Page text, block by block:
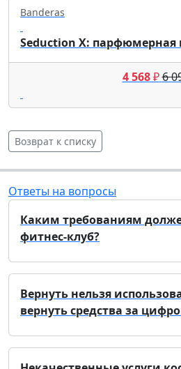
Banderas
Seduction X: парфюмерная
4 568₽6
Возврат к списку
Ответы на вопросы
Каким требованиям
фитнес-клуб?
Вернуть нельзя
вернуть средства за